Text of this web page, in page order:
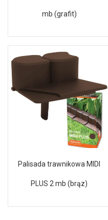
mb (grafit)
Palisada trawnikowa MIDI
PLUS 2 mb (brąz)